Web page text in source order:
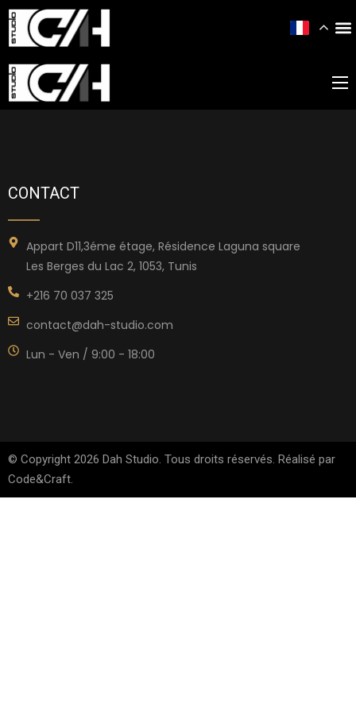
CONTACT
Appart D11,3éme étage, Résidence Laguna square
Les Berges du Lac 2, 1053, Tunis
+216 70 037 325
contact@dah-studio.com
Lun - Ven / 9:00 - 18:00
© Copyright 2026 Dah Studio. Tous droits réservés. Réalisé par
Code&Craft.